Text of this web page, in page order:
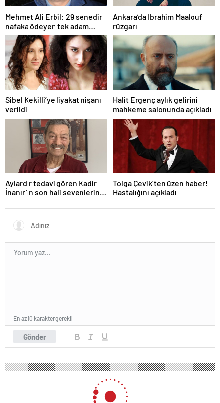
Mehmet Ali Erbil: 29 senedir
nafaka ödeyen tek adam
olabilirim
Ankara’da Ibrahim Maalouf
rüzgarı
Sibel Kekilli’ye liyakat nişanı
verildi
Halit Ergenç aylık gelirini
mahkeme salonunda açıkladı
Aylardır tedavi gören Kadir
İnanır’ın son hali sevenlerini
Tolga Çevik’ten üzen haber!
Hastalığını açıkladı
Gönder
En az 10 karakter gerekli